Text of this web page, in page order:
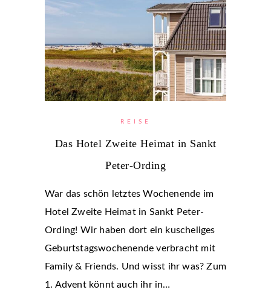
REISE
Das Hotel Zweite Heimat in Sankt
Peter-Ording
War das schön letztes Wochenende im
Hotel Zweite Heimat in Sankt Peter-
Ording! Wir haben dort ein kuscheliges
Geburtstagswochenende verbracht mit
Family & Friends. Und wisst ihr was? Zum
1. Advent könnt auch ihr in…